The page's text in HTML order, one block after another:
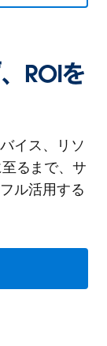
ROIを
イス、リソ
るまで、サ
ル活用する